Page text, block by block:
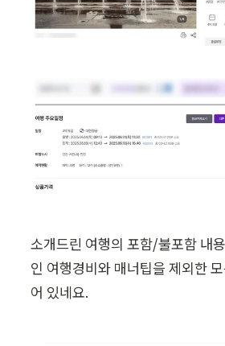
소개드린 여행의 포함/불포함 내
인 여행경비와 매너팁을 제외한
어 있네요.